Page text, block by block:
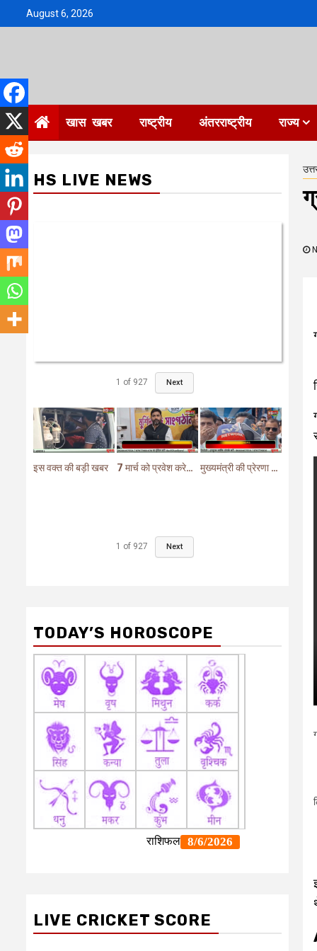
August 6, 2026
खास खबर राष्ट्रीय अंतरराष्ट्रीय राज्य
HS LIVE NEWS
1 of 927 Next
इस वक्त की बड़ी खबर 7 मार्च को प्रवेश करेगा मुर्शिदाबाद में बीजेपी का परिवर्तन यात्रा रथ मुख्यमंत्री की प्रेरणा से दो महत्वपूर्ण योजनाओं का हुआ शिलान्यास
1 of 927 Next
TODAY’S HOROSCOPE
LIVE CRICKET SCORE